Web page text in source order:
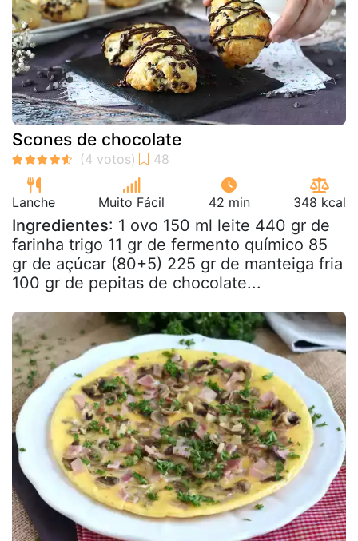
Scones de chocolate
Lanche Muito Fácil 42 min 348 kcal
Ingredientes: 1 ovo 150 ml leite 440 gr de
farinha trigo 11 gr de fermento químico 85
gr de açúcar (80+5) 225 gr de manteiga fria
100 gr de pepitas de chocolate...